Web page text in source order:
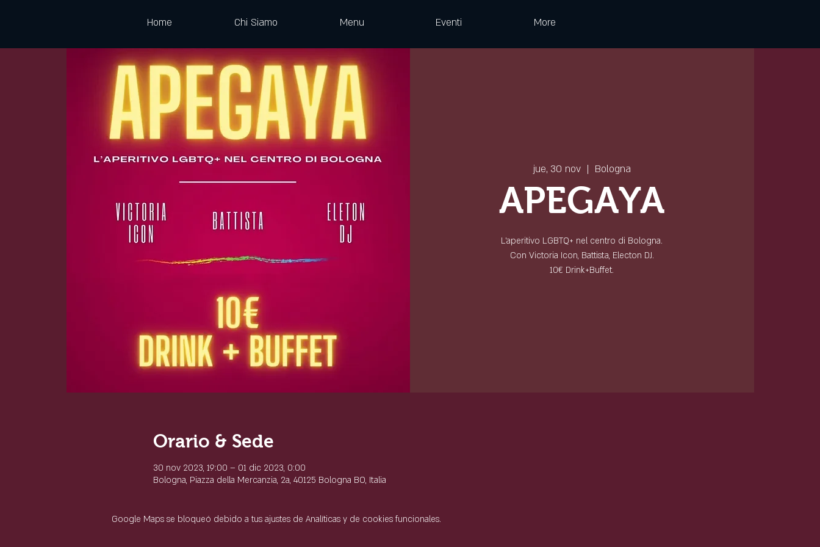
Home Chi Siamo Menu Eventi More
jue, 30 nov
  |
Bologna
APEGAYA
L'aperitivo LGBTQ+ nel centro di Bologna.
Con Victoria Icon, Battista, Electon DJ.
10€ Drink+Buffet.
Orario & Sede
30 nov 2023, 19:00 – 01 dic 2023, 0:00
Bologna, Piazza della Mercanzia, 2a, 40125 Bologna BO, Italia
Google Maps se bloqueó debido a tus ajustes de Analíticas y de cookies funcionales.